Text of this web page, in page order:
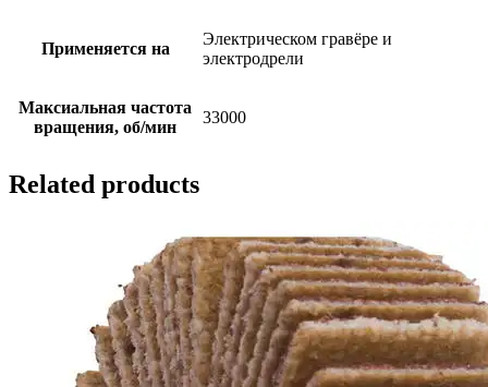
Применяется на
Электрическом гравёре и
электродрели
Максиальная частота
вращения, об/мин
33000
Related products